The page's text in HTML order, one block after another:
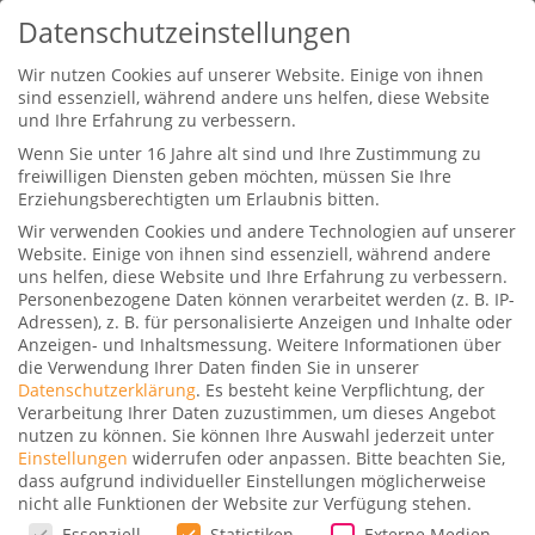
Grand Canyon National Park
erleben
Gepostet vonStefan|8. Oktober 2016|0 |
Einer der größten Naturwunder weltweit ist der
Grand Canyon im Bundesstaat Arizona. Die 450
Kilometer lange Schlucht wurde vom Colorado
River während Millionen von Jahren ins Gestein
gegraben.
Datenschutzeinstellungen
Wir nutzen Cookies auf unserer Website. Einige von ihnen
sind essenziell, während andere uns helfen, diese Website
und Ihre Erfahrung zu verbessern.
Wenn Sie unter 16 Jahre alt sind und Ihre Zustimmung zu
freiwilligen Diensten geben möchten, müssen Sie Ihre
Erziehungsberechtigten um Erlaubnis bitten.
Wir verwenden Cookies und andere Technologien auf unserer
Website. Einige von ihnen sind essenziell, während andere
uns helfen, diese Website und Ihre Erfahrung zu verbessern.
Personenbezogene Daten können verarbeitet werden (z. B. IP-
Adressen), z. B. für personalisierte Anzeigen und Inhalte oder
Anzeigen- und Inhaltsmessung. Weitere Informationen über
die Verwendung Ihrer Daten finden Sie in unserer
Datenschutzerklärung. Es besteht keine Verpflichtung, der
Verarbeitung Ihrer Daten zuzustimmen, um dieses Angebot
nutzen zu können. Sie können Ihre Auswahl jederzeit unter
Einstellungen widerrufen oder anpassen. Bitte beachten Sie,
dass aufgrund individueller Einstellungen möglicherweise
nicht alle Funktionen der Website zur Verfügung stehen.
Datenschutzeinstellungen